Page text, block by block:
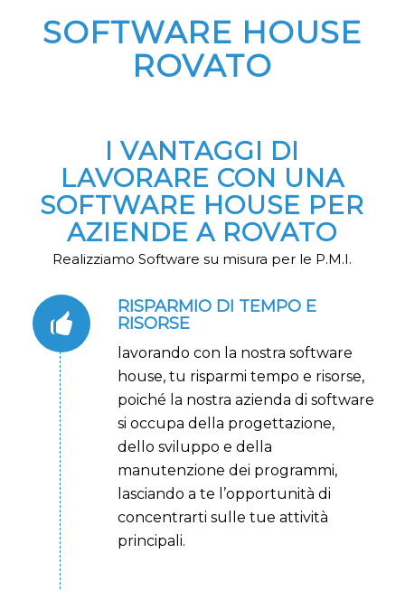
SOFTWARE HOUSE
ROVATO
I VANTAGGI DI
LAVORARE CON UNA
SOFTWARE HOUSE PER
AZIENDE A ROVATO
Realizziamo Software su misura per le P.M.I.
RISPARMIO DI TEMPO E
RISORSE
lavorando con la nostra software
house, tu risparmi tempo e risorse,
poiché la nostra azienda di software
si occupa della progettazione,
dello sviluppo e della
manutenzione dei programmi,
lasciando a te l’opportunità di
concentrarti sulle tue attività
principali.